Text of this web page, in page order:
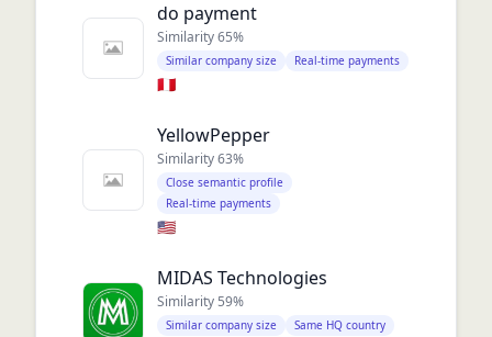
do payment
Similarity65%
Similar company size Real-time payments
🇵🇪
YellowPepper
Similarity63%
Close semantic profile
Real-time payments
🇺🇸
MIDAS Technologies
Similarity 59%
Similar company size Same HQ country